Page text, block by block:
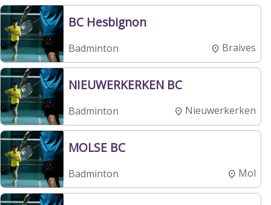
BC Hesbignon
Badminton Braives
NIEUWERKERKEN BC
Badminton Nieuwerkerken
MOLSE BC
Badminton Mol